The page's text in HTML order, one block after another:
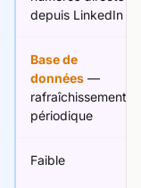
depuis LinkedIn
Base de
données —
rafraîchissement
périodique
Faible